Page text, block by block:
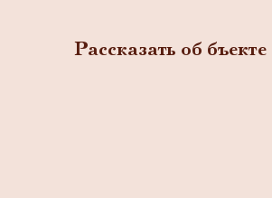
Рассказать об бъекте